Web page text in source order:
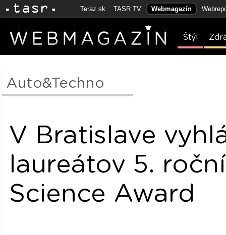
Teraz.sk TASR TV Webmagazín
Štýl
Auto&Techno
V Bratislave
laureátov 5.
Science Award